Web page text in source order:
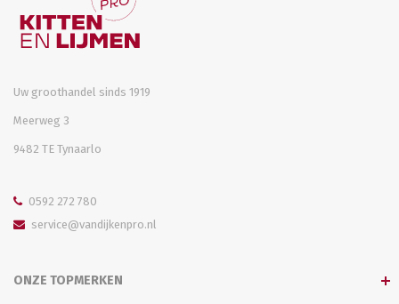
Uw groothandel sinds 1919
Meerweg 3
9482 TE Tynaarlo
0592 272 780
service@vandijkenpro.nl
ONZE TOPMERKEN